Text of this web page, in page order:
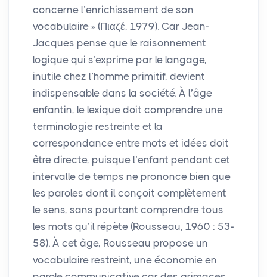
concerne l’enrichissement de son
vocabulaire » (Πιαζέ, 1979). Car Jean-
Jacques pense que le raisonnement
logique qui s’exprime par le langage,
inutile chez l’homme primitif, devient
indispensable dans la société. À l’âge
enfantin, le lexique doit comprendre une
terminologie restreinte et la
correspondance entre mots et idées doit
être directe, puisque l’enfant pendant cet
intervalle de temps ne prononce bien que
les paroles dont il conçoit complètement
le sens, sans pourtant comprendre tous
les mots qu’il répète (Rousseau, 1960 : 53-
58). À cet âge, Rousseau propose un
vocabulaire restreint, une économie en